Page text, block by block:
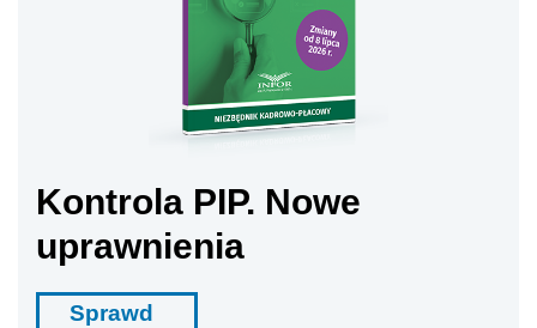
Kontrola PIP. Nowe
uprawnienia
Sprawd